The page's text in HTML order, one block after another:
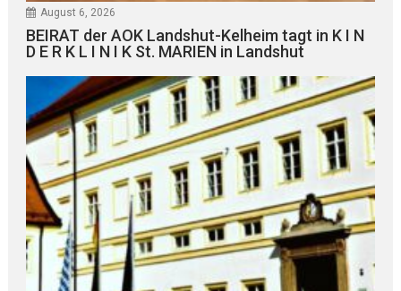
August 6, 2026
BEIRAT der AOK Landshut-Kelheim tagt in K I N
D E R K L I N I K St. MARIEN in Landshut